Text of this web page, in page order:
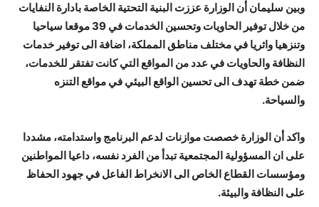
وبين سليمان أن الوزارة عززت البنية التحتية الخاصة بادارة النفايات
من خلال توفير الحاويات وتحسين الخدمات في 39 موقعا سياحيا
وتنزهيا واثريا في مختلف مناطق المملكة، اضافة الى توفير خدمات
النظافة والحاويات في عدد من المواقع التي كانت تفتقر للخدمات،
ضمن خطة تهدف الى تحسين الواقع البيئي في مواقع التنزه
والسياحة.
واكد أن الوزارة خصصت موازنات لدعم البرنامج واستدامته، مشددا
على ان المسؤولية المجتمعية تبدأ من الفرد نفسه، داعيا المواطنين
ومؤسسات القطاع الخاص الى الانخراط الفاعل في جهود الحفاظ
على النظافة والبيئة.